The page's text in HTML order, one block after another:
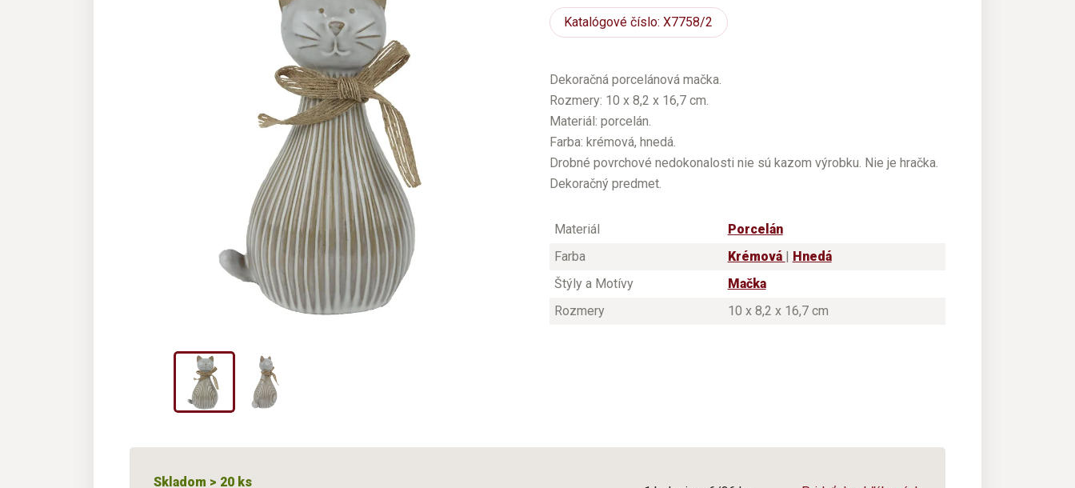
Katalógové číslo: X7758/2
Dekoračná porcelánová mačka.
Rozmery: 10 x 8,2 x 16,7 cm.
Materiál: porcelán.
Farba: krémová, hnedá.
Drobné povrchové nedokonalosti nie sú kazom výrobku. Nie je hračka.
Dekoračný predmet.
Materiál
Porcelán
Farba
Krémová
Hnedá
Štýly a Motívy
Mačka
Rozmery
10 x 8,2 x 16,7 cm
Skladom > 20 ks